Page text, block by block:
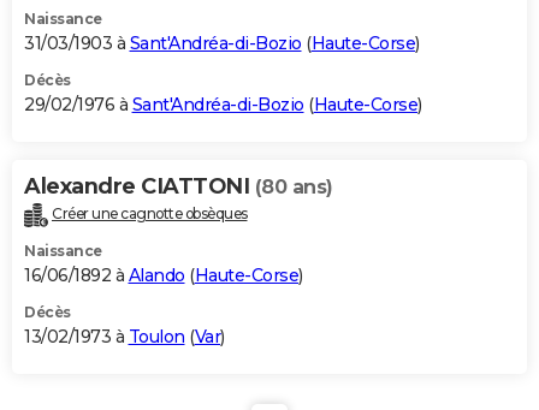
Naissance
31/03/1903 à Sant'Andréa-di-Bozio (Haute-Corse)
Décès
29/02/1976 à Sant'Andréa-di-Bozio (Haute-Corse)
Alexandre CIATTONI (80 ans)
Créer une cagnotte obsèques
Naissance
16/06/1892 à Alando (Haute-Corse)
Décès
13/02/1973 à Toulon (Var)